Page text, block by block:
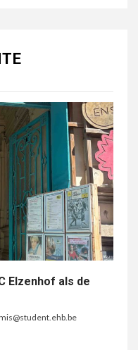
Elzenhof als de